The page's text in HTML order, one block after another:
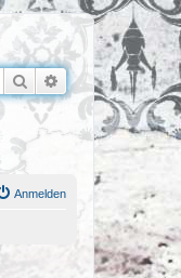
Suche Erweiterte Suche
Anmelden